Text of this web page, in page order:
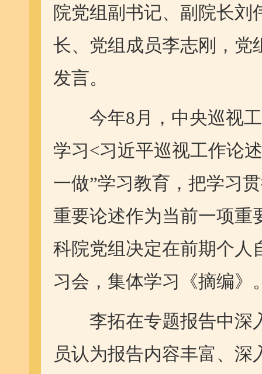
院党组副书记、副院长
长、党组成员李志刚，党
发言。
今年8月，中央巡视工
学习<习近平巡视工作论
一做”学习教育，把学习
重要论述作为当前一项重
科院党组决定在前期个人
习会，集体学习《摘编》
李拓在专题报告中深
员认为报告内容丰富、